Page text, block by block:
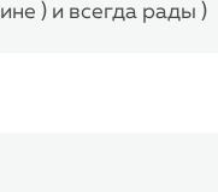
) и всегда рады )